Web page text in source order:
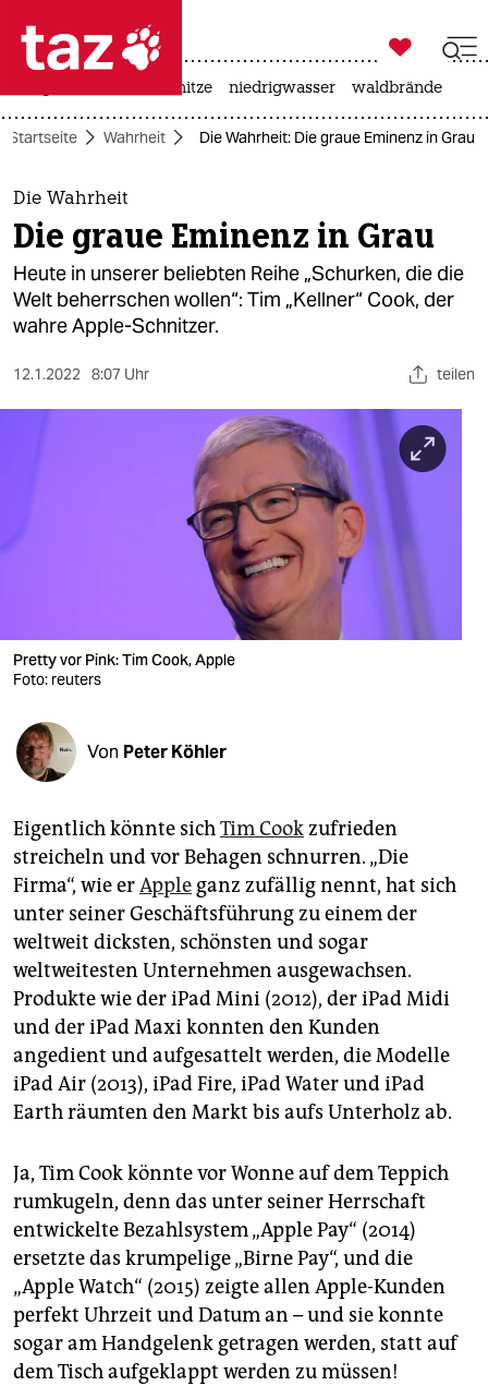
 taz zahl ich
taz zahl ich
themen
politik
öko
gesellschaft
nord
verlag
verlag
veranstaltungen
shop
unterstützen
abo
genossenschaft
epaper login

taz zahl ich
hitze niedrigwasser waldbrände
Startseite Wahrheit Die Wahrheit: Die graue Eminenz in Grau
Die Wahrheit
Die graue Eminenz in Grau
Heute in unserer beliebten Reihe „Schurken, die die
Welt beherrschen wollen“: Tim „Kellner“ Cook, der
wahre Apple-Schnitzer.
12.1.2022 8:07 Uhr teilen
Pretty vor Pink: Tim Cook, Apple
Foto: reuters
Von Peter Köhler
Eigentlich könnte sichTim Cookzufrieden
streicheln und vor Behagen schnurren. „Die
Firma“, wie erApple ganz zufällig nennt, hat sich
unter seiner Geschäftsführung zu einem der
weltweit dicksten, schönsten und sogar
weltweitesten Unternehmen ausgewachsen.
Produkte wie der iPad Mini (2012), der iPad Midi
und der iPad Maxi konnten den Kunden
angedient und aufgesattelt werden, die Modelle
iPad Air (2013), iPad Fire, iPad Water und iPad
Earth räumten den Markt bis aufs Unterholz ab.
Ja, Tim Cook könnte vor Wonne auf dem Teppich
rumkugeln, denn das unter seiner Herrschaft
entwickelte Bezahlsystem „Apple Pay“ (2014)
ersetzte das krumpelige „Birne Pay“, und die
„Apple Watch“ (2015) zeigte allen Apple-Kunden
perfekt Uhrzeit und Datum an – und sie konnte
sogar am Handgelenk getragen werden, statt auf
dem Tisch aufgeklappt werden zu müssen!